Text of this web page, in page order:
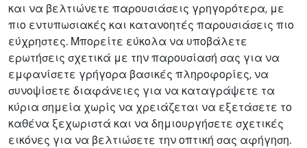
και να βελτιώνετε παρουσιάσεις γρηγορότερα, με
πιο εντυπωσιακές και κατανοητές παρουσιάσεις πιο
εύχρηστες. Μπορείτε εύκολα να υποβάλετε
ερωτήσεις σχετικά με την παρουσίασή σας για να
εμφανίσετε γρήγορα βασικές πληροφορίες, να
συνοψίσετε διαφάνειες για να καταγράψετε τα
κύρια σημεία χωρίς να χρειάζεται να εξετάσετε το
καθένα ξεχωριστά και να δημιουργήσετε σχετικές
εικόνες για να βελτιώσετε την οπτική σας αφήγηση.